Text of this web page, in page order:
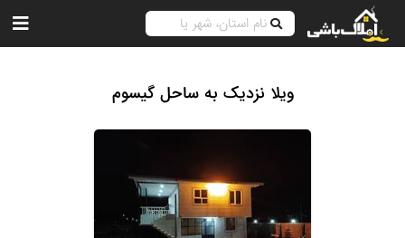
ویلا نزدیک به ساحل گیسوم